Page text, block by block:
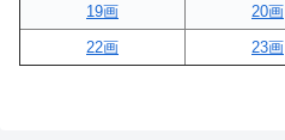
19画
20画
22画
23画